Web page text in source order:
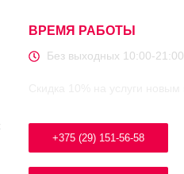
ВРЕМЯ РАБОТЫ
Без выходных 10:00-21:00
+375 (29) 151-56-58